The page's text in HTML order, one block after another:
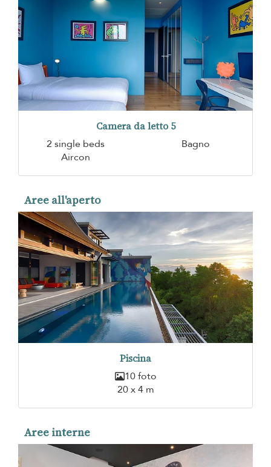
Camera da letto 5
2 single beds
Bagno
Aircon
Aree all'aperto
Piscina
10 foto
20 x 4 m
Aree interne